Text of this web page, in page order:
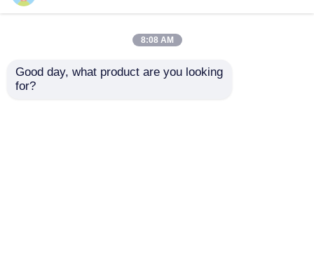
Zubehör Wohnmöbel
Kleiderschrank
Schienenrohr
Hängeschienen
Schublade CNC
Quadrat Aluminium
Griffe Langgroße
Griffe
8:08 AM
Good day, what product are you looking
for?